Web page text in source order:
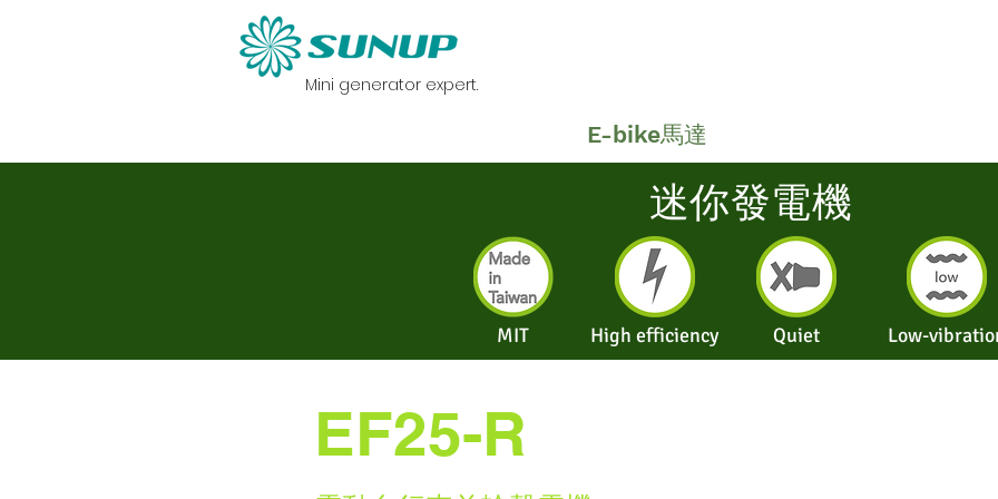
Mini generator expert.
E-bike馬達
迷你發電機
MIT High efficiency Quiet Low-
EF25-R